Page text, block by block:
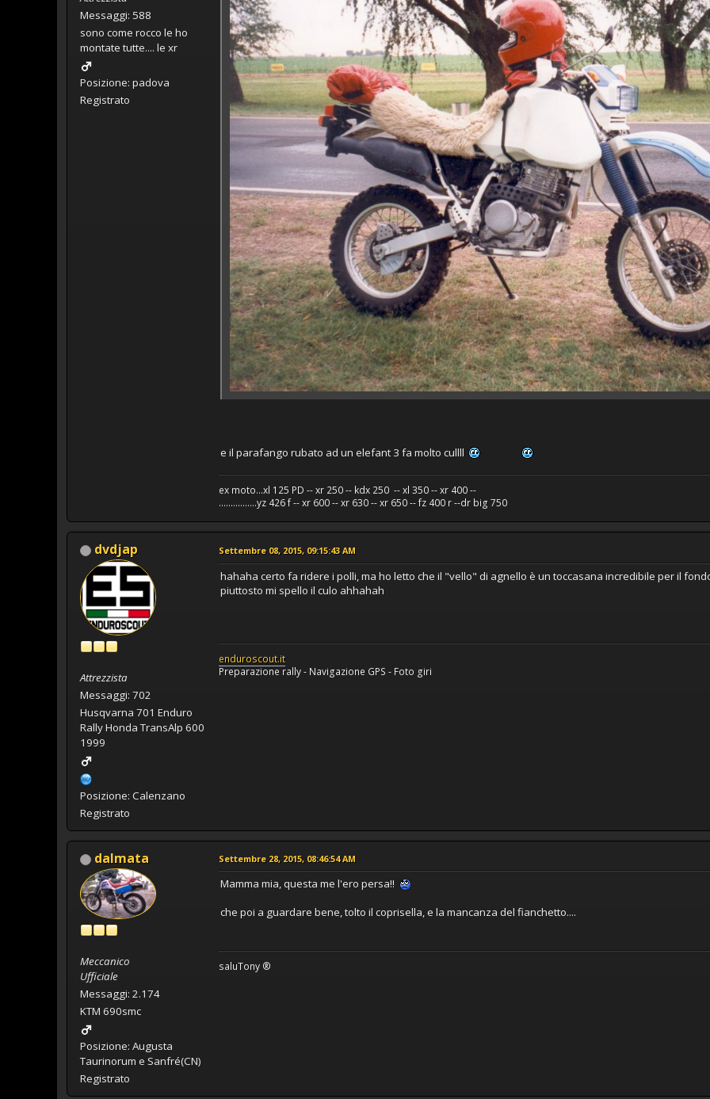
Messaggi: 588
sono come rocco le ho
montate tutte.... le xr
Posizione: padova
Registrato
e il parafango rubato ad un elefant 3 fa molto cullll
ex moto...xl 125 PD -- xr 250 -- kdx 250 -- xl 350 -- xr 400 --
................yz 426 f -- xr 600 -- xr 630 -- xr 650 -- fz 400 r --dr big 750
dvdjap
Attrezzista
Messaggi: 702
Husqvarna 701 Enduro
Rally Honda TransAlp 600
1999
Posizione: Calenzano
Registrato
Settembre 08, 2015, 09:15:43 AM
hahaha certo fa ridere i polli, ma ho letto che il "vello" di agnello è un toccasana incredibile per il
piuttosto mi spello il culo ahhahah
enduroscout.it
Preparazione rally - Navigazione GPS - Foto giri
dalmata
Meccanico
Ufficiale
Messaggi: 2.174
KTM 690smc
Posizione: Augusta
Taurinorum e Sanfré(CN)
Registrato
Settembre 28, 2015, 08:46:54 AM
Mamma mia, questa me l'ero persa!!
che poi a guardare bene, tolto il coprisella, e la mancanza del fianchetto....
saluTony ®